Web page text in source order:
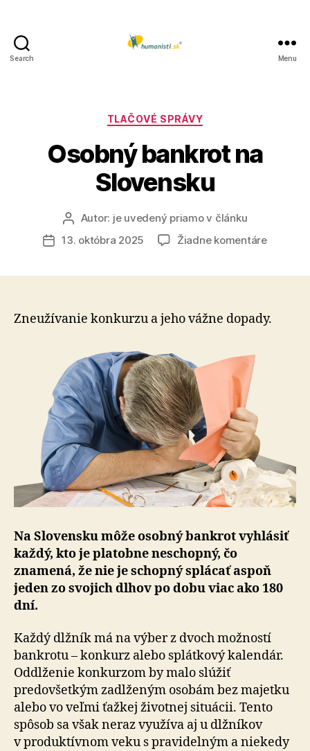
Search Menu
Kategórie
TLAČOVÉ SPRÁVY
Osobný bankrot na
Slovensku
Autor
článku
Autor: je uvedený priamo v článku
Dátum
13. októbra 2025 Žiadne komentárena
Zneužívanie konkurzu a jeho vážne dopady.
Na Slovensku môže osobný bankrot vyhlásiť
každý, kto je platobne neschopný, čo
znamená, že nie je schopný splácať aspoň
jeden zo svojich dlhov po dobu viac ako 180
dní.
Každý dlžník má na výber z dvoch možností
bankrotu – konkurz alebo splátkový kalendár.
Oddlženie konkurzom by malo slúžiť
predovšetkým zadlženým osobám bez majetku
alebo vo veľmi ťažkej životnej situácii. Tento
spôsob sa však neraz využíva aj u dlžníkov
v pro­duk­tív­nom veku s pravidelným a niekedy